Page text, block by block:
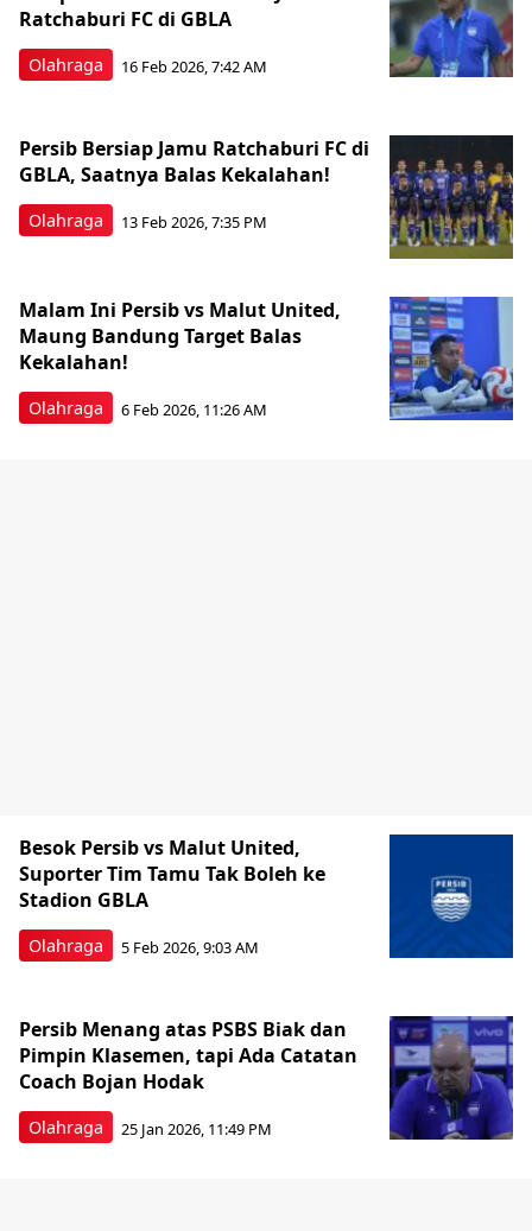
Olahraga
Ratchaburi FC di GBLA
16 Feb 2026, 7:42 AM
Olahraga
Persib Bersiap Jamu Ratchaburi FC di
GBLA, Saatnya Balas Kekalahan!
13 Feb 2026, 7:35 PM
Olahraga
Malam Ini Persib vs Malut United,
Maung Bandung Target Balas
Kekalahan!
6 Feb 2026, 11:26 AM
Olahraga
Besok Persib vs Malut United,
Suporter Tim Tamu Tak Boleh ke
Stadion GBLA
5 Feb 2026, 9:03 AM
Olahraga
Persib Menang atas PSBS Biak dan
Pimpin Klasemen, tapi Ada Catatan
Coach Bojan Hodak
25 Jan 2026, 11:49 PM